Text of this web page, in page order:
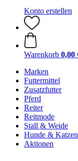
Konto erstellen
Warenkorb 0,00
Marken
Futtermittel
Zusatzfutter
Pferd
Reiter
Reitmode
Stall & Weide
Hunde & Katzen
Aktionen